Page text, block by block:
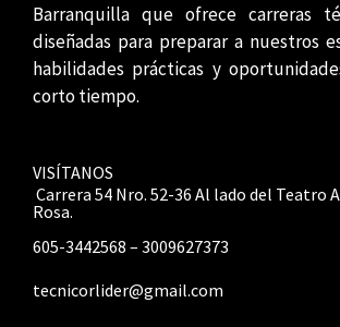
Barranquilla que ofrece carreras
diseñadas para preparar a nuestros
habilidades prácticas y
corto tiempo.
VISÍTANOS
Carrera 54 Nro. 52-36 Al lado del Teatro
Rosa.
605-3442568 – 3009627373
tecnicorlider@gmail.com